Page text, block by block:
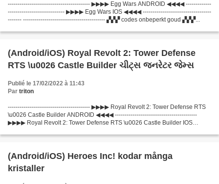
------------------------------------------ ▶▶▶▶ Egg Wars ANDROID ◀◀◀◀ -------------
----------------------------- ▶▶▶▶ Egg Wars IOS ◀◀◀◀ -----------------------------------
------- ------------------------------------------ ▞▞▞ codes onbeperkt goud ▞▞▞...
(Android/iOS) Royal Revolt 2: Tower Defense
RTS \u0026 Castle Builder ચીટ્સ જનરેટર જેમ્સ
Publié le 17/02/2022 à 11:43
Par triton
------------------------------------------ ▶▶▶▶ Royal Revolt 2: Tower Defense RTS
\u0026 Castle Builder ANDROID ◀◀◀◀ ------------------------------------------
▶▶▶▶ Royal Revolt 2: Tower Defense RTS \u0026 Castle Builder IOS
(Android/iOS) Heroes Inc! kodar många
kristaller